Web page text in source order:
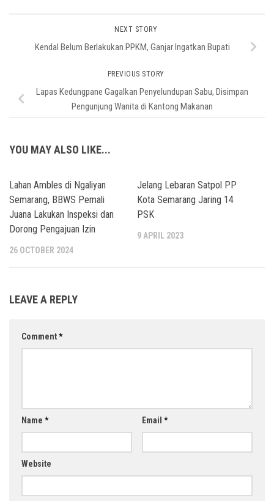
NEXT STORY
Kendal Belum Berlakukan PPKM, Ganjar Ingatkan Bupati
PREVIOUS STORY
Lapas Kedungpane Gagalkan Penyelundupan Sabu, Disimpan
Pengunjung Wanita di Kantong Makanan
YOU MAY ALSO LIKE...
Lahan Ambles di Ngaliyan
Semarang, BBWS Pemali
Juana Lakukan Inspeksi dan
Dorong Pengajuan Izin
26 OCTOBER 2024
Jelang Lebaran Satpol PP
Kota Semarang Jaring 14
PSK
9 APRIL 2023
LEAVE A REPLY
Comment*
Name * Email *
Website